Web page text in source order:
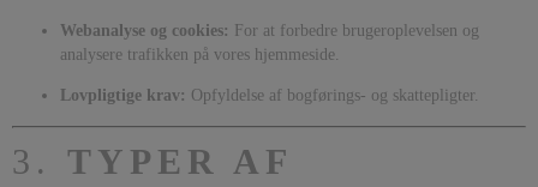
Webanalyse og cookies: For at forbedre brugeroplevelsen og
analysere trafikken på vores hjemmeside.
Lovpligtige krav: Opfyldelse af bogførings- og skattepligter.
3. TYPER AF